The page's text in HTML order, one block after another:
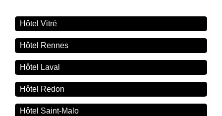
Hôtel Vitré
Hôtel Rennes
Hôtel Laval
Hôtel Redon
Hôtel Saint-Malo